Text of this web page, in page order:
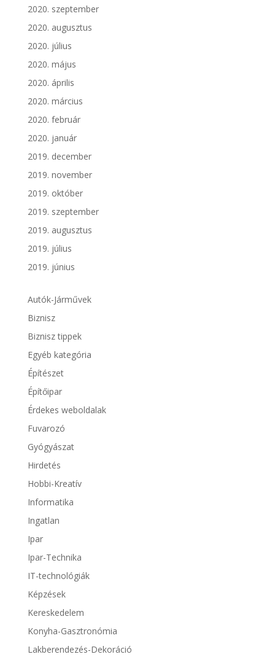
2020. szeptember
2020. augusztus
2020. július
2020. május
2020. április
2020. március
2020. február
2020. január
2019. december
2019. november
2019. október
2019. szeptember
2019. augusztus
2019. július
2019. június
Autók-Járművek
Biznisz
Biznisz tippek
Egyéb kategória
Építészet
Építőipar
Érdekes weboldalak
Fuvarozó
Gyógyászat
Hirdetés
Hobbi-Kreatív
Informatika
Ingatlan
Ipar
Ipar-Technika
IT-technológiák
Képzések
Kereskedelem
Konyha-Gasztronómia
Lakberendezés-Dekoráció